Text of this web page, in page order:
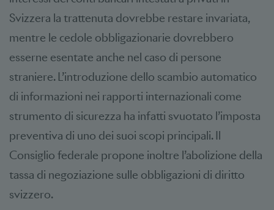
Svizzera la trattenuta dovrebbe restare invariata,
mentre le cedole obbligazionarie dovrebbero
esserne esentate anche nel caso di persone
straniere. L’introduzione dello scambio automatico
di informazioni nei rapporti internazionali come
strumento di sicurezza ha infatti svuotato l’imposta
preventiva di uno dei suoi scopi principali. Il
Consiglio federale propone inoltre l’abolizione della
tassa di negoziazione sulle obbligazioni di diritto
svizzero.